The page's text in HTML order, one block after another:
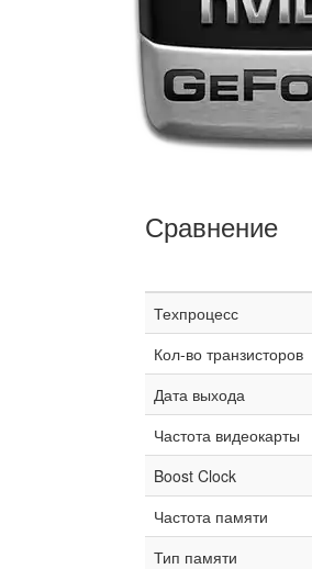
Сравнение
Техпроцесс
Кол-во транзисторов
Дата выхода
Частота видеокарты
Boost Clock
Частота памяти
Тип памяти